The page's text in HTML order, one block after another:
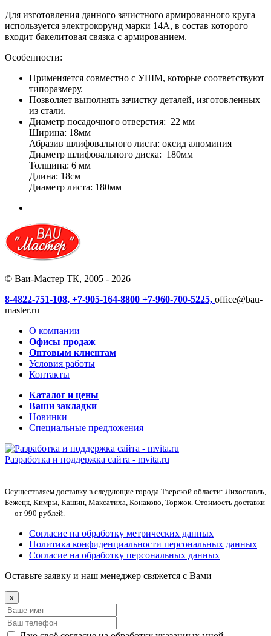
Для изготовления данного зачистного армированного круга
используется электрокорунд марки 14А, в состав которого
входит бакелитовая связка с армированием.
Особенности:
Применяется совместно с УШМ, которые соответствуют
типоразмеру.
Позволяет выполнять зачистку деталей, изготовленных
из стали.
Диаметр посадочного отверстия: 22 мм
Ширина: 18мм
Абразив шлифовального листа: оксид алюминия
Диаметр шлифовального диска: 180мм
Толщина: 6 мм
Длина: 18см
Диаметр листа: 180мм
© Ваи-Мастер ТК, 2005 - 2026
8-4822-751-108, +7-905-164-8800 +7-960-700-5225, office@bau-
master.ru
О компании
Офисы продаж
Оптовым клиентам
Условия работы
Контакты
Каталог и цены
Ваши закладки
Новинки
Специальные предложения
Разработка и поддержка сайта - mvita.ru
Осуществляем доставку в следующие города Тверской области: Лихославль,
Бежецк, Кимры, Кашин, Максатиха, Конаково, Торжок. Стоимость доставки
— от 990 рублей.
Согласие на обработку метрических данных
Политика конфиденциальности персональных данных
Согласие на обработку персональных данных
Оставьте заявку и наш менеджер свяжется с Вами
x